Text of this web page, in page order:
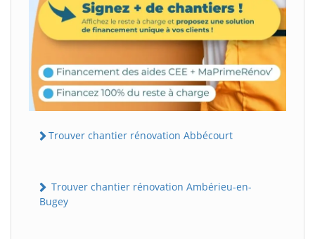
Trouver chantier rénovation Abbécourt
Trouver chantier rénovation Ambérieu-en-
Bugey